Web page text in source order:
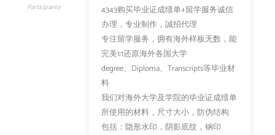
Participante
4343购买毕业证成绩单+留学服务诚信
办理，专业制作，誠招代理
专注留学服务，拥有海外样板无数，能
完美1:1还原海外各国大学
degree、Diploma、Transcripts等毕业材
料
我们对海外大学及学院的毕业证成绩单
所使用的材料，尺寸大小，防伪结构
包括：隐形水印，阴影底纹，钢印